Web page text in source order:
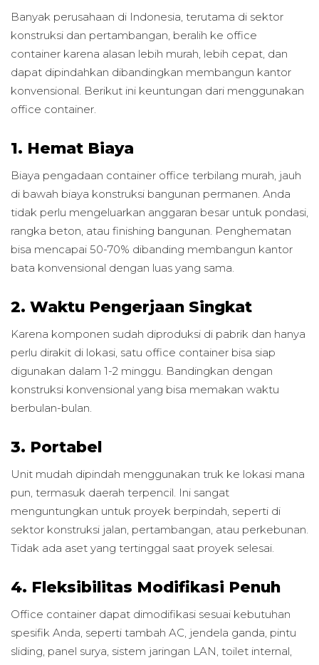
Banyak perusahaan di Indonesia, terutama di sektor
konstruksi dan pertambangan, beralih ke office
container karena alasan lebih murah, lebih cepat, dan
dapat dipindahkan dibandingkan membangun kantor
konvensional. Berikut ini keuntungan dari menggunakan
office container.
1. Hemat Biaya
Biaya pengadaan container office terbilang murah, jauh
di bawah biaya konstruksi bangunan permanen. Anda
tidak perlu mengeluarkan anggaran besar untuk pondasi,
rangka beton, atau finishing bangunan. Penghematan
bisa mencapai 50-70% dibanding membangun kantor
bata konvensional dengan luas yang sama.
2. Waktu Pengerjaan Singkat
Karena komponen sudah diproduksi di pabrik dan hanya
perlu dirakit di lokasi, satu office container bisa siap
digunakan dalam 1-2 minggu. Bandingkan dengan
konstruksi konvensional yang bisa memakan waktu
berbulan-bulan.
3. Portabel
Unit mudah dipindah menggunakan truk ke lokasi mana
pun, termasuk daerah terpencil. Ini sangat
menguntungkan untuk proyek berpindah, seperti di
sektor konstruksi jalan, pertambangan, atau perkebunan.
Tidak ada aset yang tertinggal saat proyek selesai.
4. Fleksibilitas Modifikasi Penuh
Office container dapat dimodifikasi sesuai kebutuhan
spesifik Anda, seperti tambah AC, jendela ganda, pintu
sliding, panel surya, sistem jaringan LAN, toilet internal,